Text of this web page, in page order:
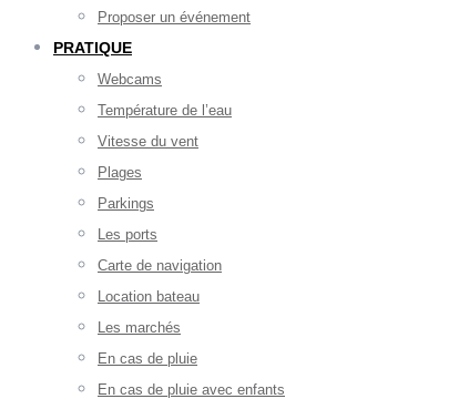
Proposer un événement
PRATIQUE
Webcams
Température de l’eau
Vitesse du vent
Plages
Parkings
Les ports
Carte de navigation
Location bateau
Les marchés
En cas de pluie
En cas de pluie avec enfants